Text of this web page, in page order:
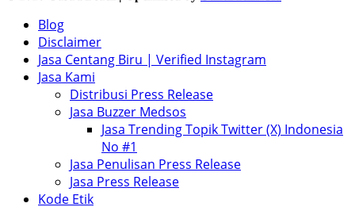
Blog
Disclaimer
Jasa Centang Biru | Verified Instagram
Jasa Kami
Distribusi Press Release
Jasa Buzzer Medsos
Jasa Trending Topik Twitter (X) Indonesia
No #1
Jasa Penulisan Press Release
Jasa Press Release
Kode Etik